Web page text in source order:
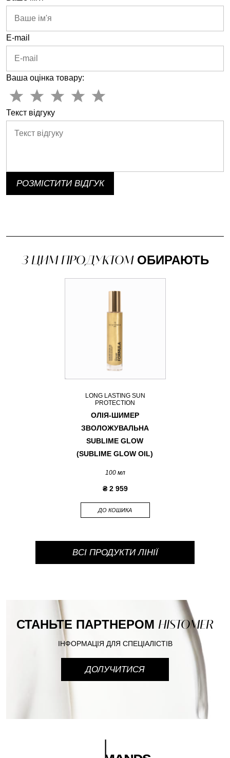
E-mail
Ваша оцінка товару:
Текст відгуку
РОЗМІСТИТИ ВІДГУК
З ЦИМ ПРОДУКТОМОБИРАЮТЬ
LONG LASTING SUN
PROTECTION
ОЛІЯ-ШИМЕР
ЗВОЛОЖУВАЛЬНА
SUBLIME GLOW
(SUBLIME GLOW OIL)
100 мл
₴ 2 959
ДО КОШИКА
ВСІ ПРОДУКТИ ЛІНІЇ
СТАНЬТЕ ПАРТНЕРОМ HISTOMER
ІНФОРМАЦІЯ ДЛЯ СПЕЦІАЛІСТІВ
ДОЛУЧИТИСЯ